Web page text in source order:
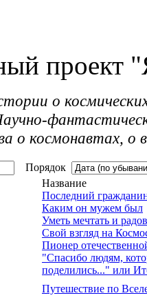
проект
о
о космонавтах, о
Порядок
Название
Последний
Каким он мужем был
Уметь мечтать и
Свой взгляд на
Пионер
"Спасибо людям,
поделились..." или
Путешествие по